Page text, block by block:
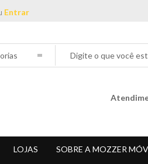
Entrar
LOJAS SOBRE A MOZZER